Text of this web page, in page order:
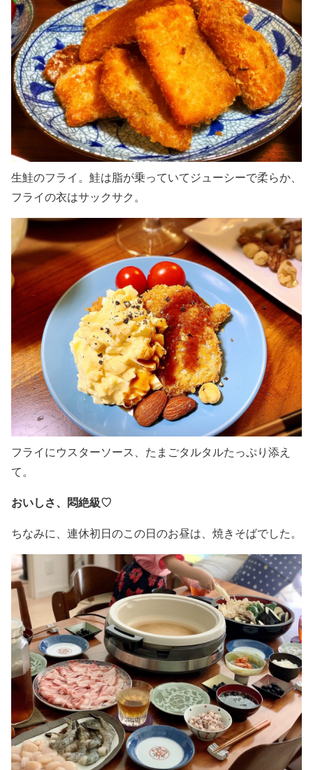
生鮭のフライ。鮭は脂が乗っていてジューシーで柔らか、
フライの衣はサックサク。
フライにウスターソース、たまごタルタルたっぷり添え
て。
おいしさ、悶絶級♡
ちなみに、連休初日のこの日のお昼は、焼きそばでした。